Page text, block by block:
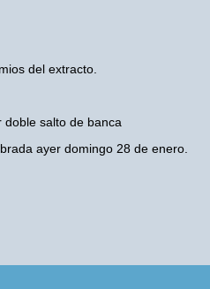
del extracto.
salto de banca
ayer domingo 28 de enero.